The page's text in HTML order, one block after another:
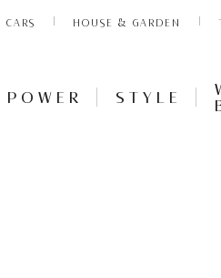
CARS HOUSE & GARDEN
POWER STYLE